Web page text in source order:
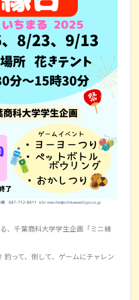
、千葉商科大学学生企画「ミニ縁
釣って、倒して、ゲームにチャレン